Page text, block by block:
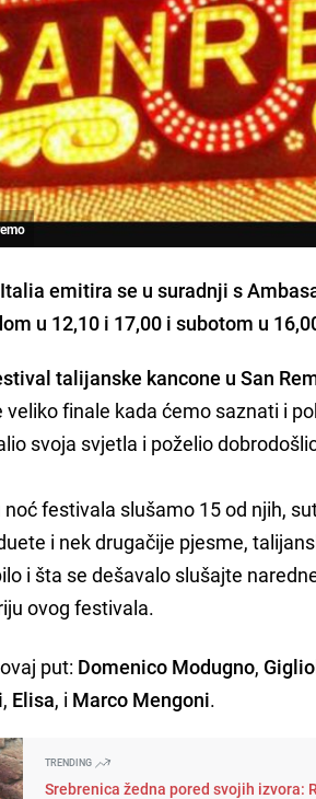
emitira se u suradnji s
u 12,10 i 17,00 i subotom u
talijanske kancone u San
veliko finale kada ćemo saznati i
svoja svjetla i poželio
festivala slušamo 15 od njih,
i nek drugačije pjesme,
i šta se dešavalo slušajte
ovog festivala.
put: Domenico Modugno,
, Elisa, i Marco Mengoni.
TRENDING
Srebrenica žedna pored svojih izvora: